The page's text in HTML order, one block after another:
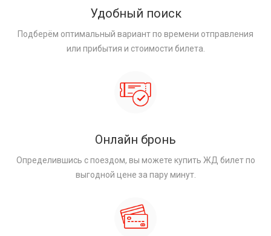
Удобный поиск
Подберём оптимальный вариант по времени отправления
или прибытия и стоимости билета.
Онлайн бронь
Определившись с поездом, вы можете купить ЖД билет по
выгодной цене за пару минут.